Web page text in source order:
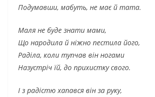
Подумавши, мабуть, не має й тата.
Маля не буде знати мами,
Що народила й ніжно пестила його,
Раділа, коли тупчав він ногами
Назустріч їй, до прихистку свого.
І з радістю хапався він за руку,